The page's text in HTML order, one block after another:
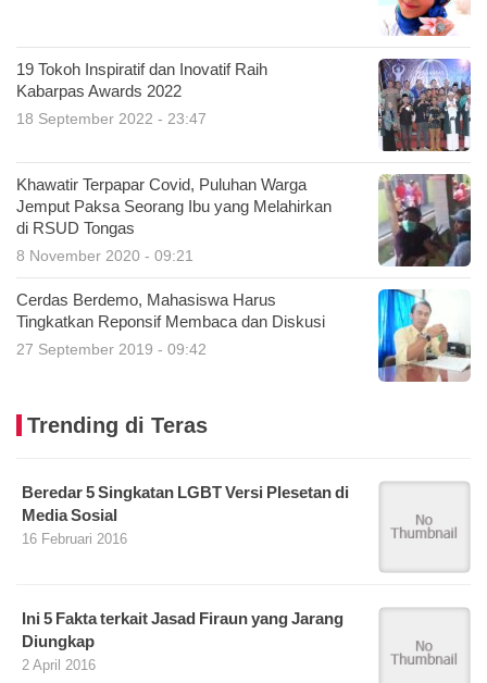
19 Tokoh Inspiratif dan Inovatif Raih
Kabarpas Awards 2022
18 September 2022 - 23:47
Khawatir Terpapar Covid, Puluhan Warga
Jemput Paksa Seorang Ibu yang Melahirkan
di RSUD Tongas
8 November 2020 - 09:21
Cerdas Berdemo, Mahasiswa Harus
Tingkatkan Reponsif Membaca dan Diskusi
27 September 2019 - 09:42
Trending di Teras
Beredar 5 Singkatan LGBT Versi Plesetan di
Media Sosial
16 Februari 2016
Ini 5 Fakta terkait Jasad Firaun yang Jarang
Diungkap
2 April 2016